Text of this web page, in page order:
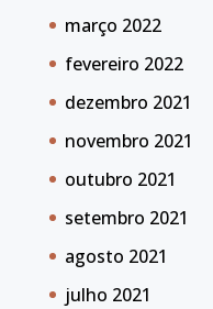
março 2022
fevereiro 2022
dezembro 2021
novembro 2021
outubro 2021
setembro 2021
agosto 2021
julho 2021